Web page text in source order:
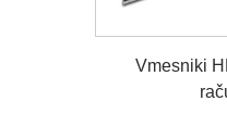
Vmesniki